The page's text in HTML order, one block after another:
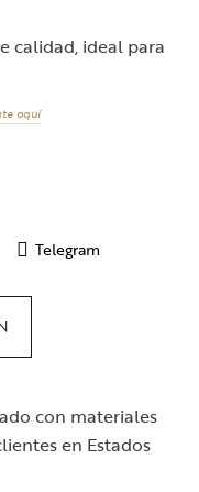
calidad, ideal para
aquí
Telegram
con materiales
en Estados